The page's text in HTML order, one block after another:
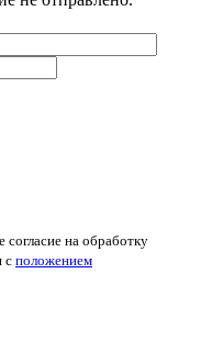
на обработку
с положением